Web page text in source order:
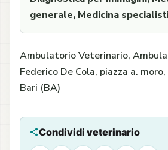
generale, Medicina
Ambulatorio Veterinario,
Federico De Cola, piazza a.
Bari (BA)
Condividi veterinario